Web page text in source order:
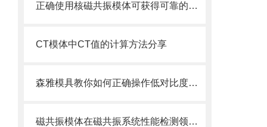
正确使用核磁共振模体可获得可靠的数据
CT模体中CT值的计算方法分享
森雅模具教你如何正确操作低对比度测试模体
磁共振模体在磁共振系统性能检测领域中的重要作用